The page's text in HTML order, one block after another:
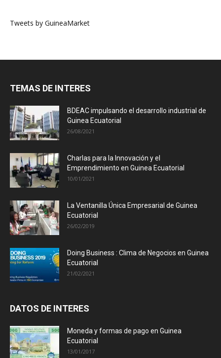
Tweets by GuineaMarket
TEMAS DE INTERES
BDEAC impulsando el desarrollo industrial de
Guinea Ecuatorial
26/08/2021
Charlas para la Innovación y el
Emprendimiento en Guinea Ecuatorial
10/01/2021
La Ventanilla Única Empresarial de Guinea
Ecuatorial
26/02/2019
Doing Business : Clima de Negocios en Guinea
Ecuatorial
21/02/2021
DATOS DE INTERES
Moneda y formas de pago en Guinea
Ecuatorial
13/01/2017